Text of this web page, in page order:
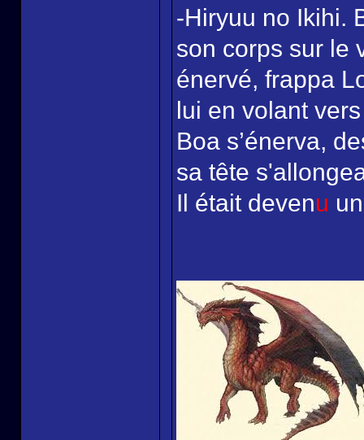
-Hiryuu no Ikihi.
son corps sur le
énervé, frappa
lui en volant
Boa s’énerva,
sa tête
Il était devenu